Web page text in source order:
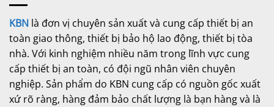
KBN là đơn vị chuyên sản xuất và cung cấp thiết bị an
toàn giao thông, thiết bị bảo hộ lao động, thiết bị tòa
nhà. Với kinh nghiệm nhiều năm trong lĩnh vực cung
cấp thiết bị an toàn, có đội ngũ nhân viên chuyên
nghiệp. Sản phẩm do KBN cung cấp có nguồn gốc xuất
xứ rõ ràng, hàng đảm bảo chất lượng là bạn hàng và là